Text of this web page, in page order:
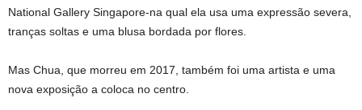
National Gallery Singapore-na qual ela usa uma expressão severa,
tranças soltas e uma blusa bordada por flores.
Mas Chua, que morreu em 2017, também foi uma artista e uma
nova exposição a coloca no centro.